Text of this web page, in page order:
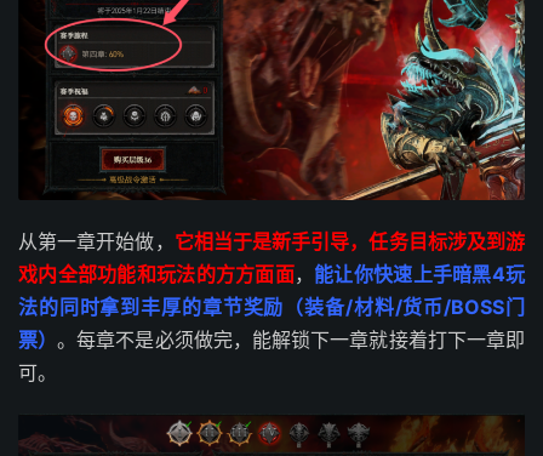
从第一章开始做， 它相当于是新手引导，任务目标涉及到游
戏内全部功能和玩法的方方面面， 能让你快速上手暗黑4玩
法的同时拿到丰厚的章节奖励（装备/材料/货币/BOSS门
票）。每章不是必须做完，能解锁下一章就接着打下一章即
可。